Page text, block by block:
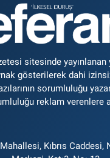
sitesinde yayınlanan
gösterilerek dahi
sorumluluğu
reklam verenlere
Kıbrıs Caddesi,